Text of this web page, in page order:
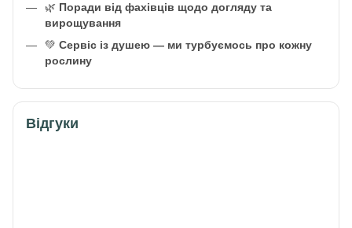
🌿 Поради від фахівців щодо догляду та
вирощування
💚 Сервіс із душею — ми турбуємось про кожну
рослину
Відгуки